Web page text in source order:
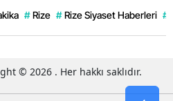
# Rize # Rize Siyaset Haberleri #
© 2026 . Her hakkı saklıdır.